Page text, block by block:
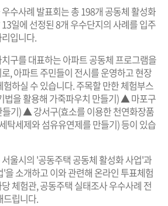
수사례 발표회는 총 198개 공동체 활성화
일에 선정된 8개 우수단지의 사례를 입주
입니다.
구를 대표하는 아파트 공동체 프로그램을
, 아파트 주민들이 전시를 운영하고 현장
하실 수 있습니다. 주목할 만한 체험부스
을 활용해 가죽파우치 만들기) ▲ 마포구
기) ▲ 강서구(효소를 이용한 천연화장품
탁세제와 섬유유연제를 만들기) 등이 있습
울시의 '공동주택 공동체 활성화 사업'과
을 소개하고 이와 관련해 온라인 투표체험
체험관, 공동주택 실태조사 우수사례 전
드립니다.